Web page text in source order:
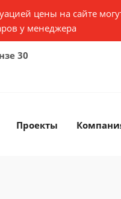
цены на сайте
у менеджера
30
Проекты